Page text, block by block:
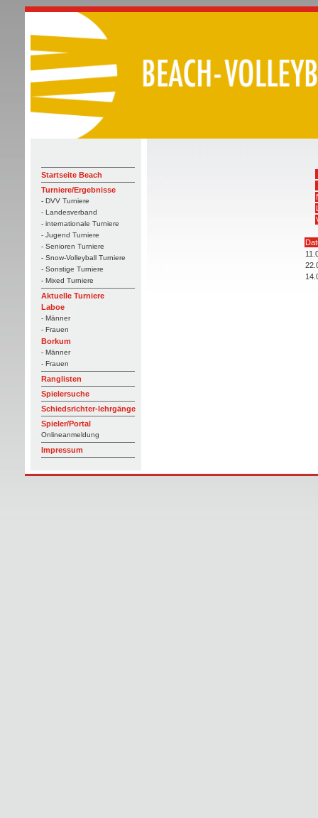
Startseite Beach
Turniere/Ergebnisse
- DVV Turniere
- Landesverband
- internationale Turniere
- Jugend Turniere
- Senioren Turniere
- Snow-Volleyball Turniere
- Sonstige Turniere
- Mixed Turniere
Aktuelle Turniere
Laboe
- Männer
- Frauen
Borkum
- Männer
- Frauen
Ranglisten
Spielersuche
Schiedsrichter-lehrgänge
Spieler/Portal
Onlineanmeldung
Impressum